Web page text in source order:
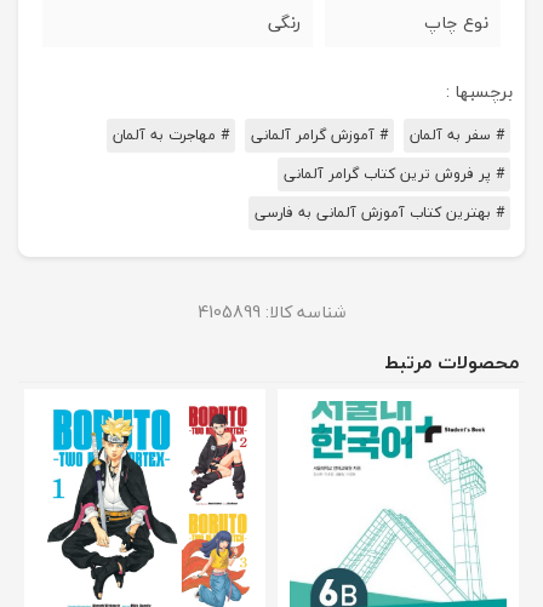
نوع چاپ رنگی
برچسبها :
# سفر به آلمان # آموزش گرامر آلمانی
# مهاجرت به آلمان
# پر فروش ترین کتاب گرامر آلمانی
# بهترین کتاب آموزش آلمانی به فارسی
شناسه کالا: 4105899
محصولات مرتبط